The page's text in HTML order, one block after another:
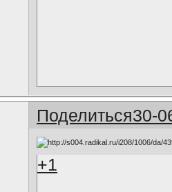
Поделиться30-
+1